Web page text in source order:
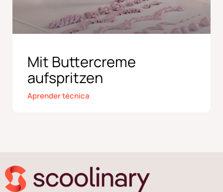
Mit Buttercreme
aufspritzen
Aprender técnica